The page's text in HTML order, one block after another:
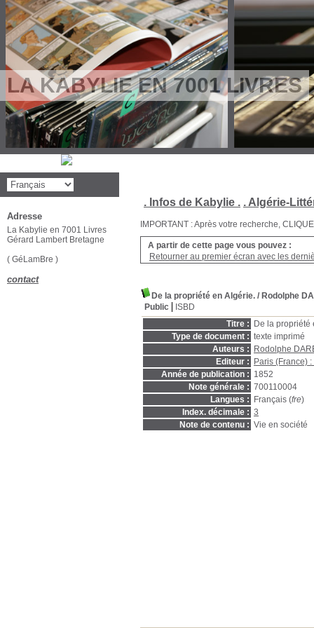
LA KABYLIE EN 7001 LIVRES
. Infos de Kabylie . . Algérie-
IMPORTANT : Après votre recherche,
A partir de cette page vous pouvez :
Retourner au premier écran avec les
De la propriété en Algérie. / Rodolphe
Public
ISBD
Titre :
De la propriété
Type de document : texte imprimé
Auteurs :
Rodolphe
Editeur :
Paris (France)
Année de publication : 1852
Note générale : 700110004
Langues :
Français (fre)
Index. décimale : 3
Note de contenu : Vie en société
Adresse
La Kabylie en 7001 Livres
Gérard Lambert Bretagne
( GéLamBre )
contact